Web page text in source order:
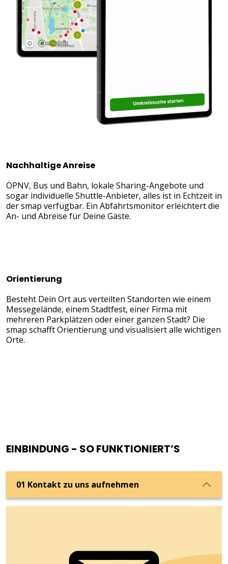
Nachhaltige Anreise
ÖPNV, Bus und Bahn, lokale Sharing-Angebote und
sogar individuelle Shuttle-Anbieter, alles ist in Echtzeit in
der smap verfügbar. Ein Abfahrtsmonitor erleichtert die
An- und Abreise für Deine Gäste.
Orientierung
Besteht Dein Ort aus verteilten Standorten wie einem
Messegelände, einem Stadtfest, einer Firma mit
mehreren Parkplätzen oder einer ganzen Stadt? Die
smap schafft Orientierung und visualisiert alle wichtigen
Orte.
EINBINDUNG - SO FUNKTIONIERT’S
01 Kontakt zu uns aufnehmen